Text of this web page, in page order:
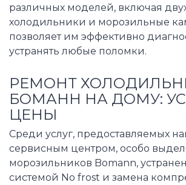
различных моделей, включая
холодильники и морозильные
позволяет им эффективно
устранять любые поломки.
РЕМОНТ
БОМАНН НА ДОМУ:
ЦЕНЫ
Среди услуг, предоставляемых
сервисным центром, особо
морозильников Bomann,
системой No frost и замена